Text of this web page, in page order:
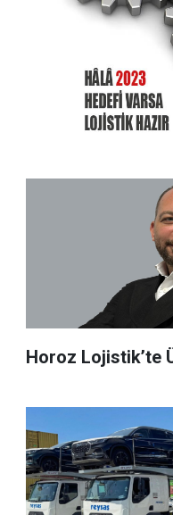
Horoz Lojistik’te